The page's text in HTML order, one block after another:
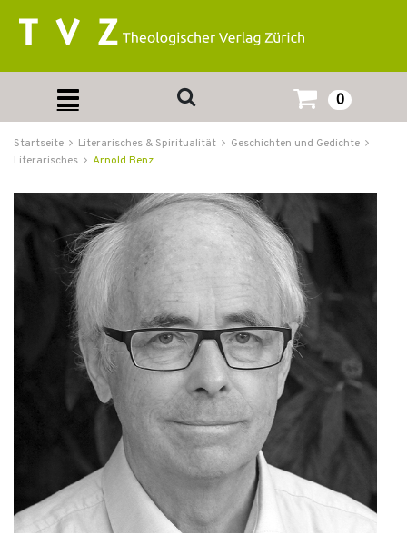
0
Startseite Literarisches & Spiritualität
Geschichten und Gedichte
Literarisches
Arnold Benz